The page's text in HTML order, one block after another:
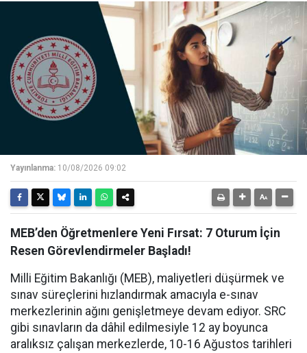
Yayınlanma: 10/08/2026 09:02
MEB’den Öğretmenlere Yeni Fırsat: 7 Oturum İçin
Resen Görevlendirmeler Başladı!
Milli Eğitim Bakanlığı (MEB), maliyetleri düşürmek ve
sınav süreçlerini hızlandırmak amacıyla e-sınav
merkezlerinin ağını genişletmeye devam ediyor. SRC
gibi sınavların da dâhil edilmesiyle 12 ay boyunca
aralıksız çalışan merkezlerde, 10-16 Ağustos tarihleri